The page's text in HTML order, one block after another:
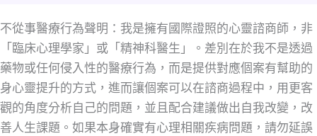
不從事醫療行為聲明：我是擁有國際證照的心靈諮商師，非
「臨床心理學家」或「精神科醫生」。差別在於我不是透過
藥物或任何侵入性的醫療行為，而是提供對應個案有幫助的
身心靈提升的方式，進而讓個案可以在諮商過程中，用更客
觀的角度分析自己的問題，並且配合建議做出自我改變，改
善人生課題。如果本身確實有心理相關疾病問題，請勿延誤